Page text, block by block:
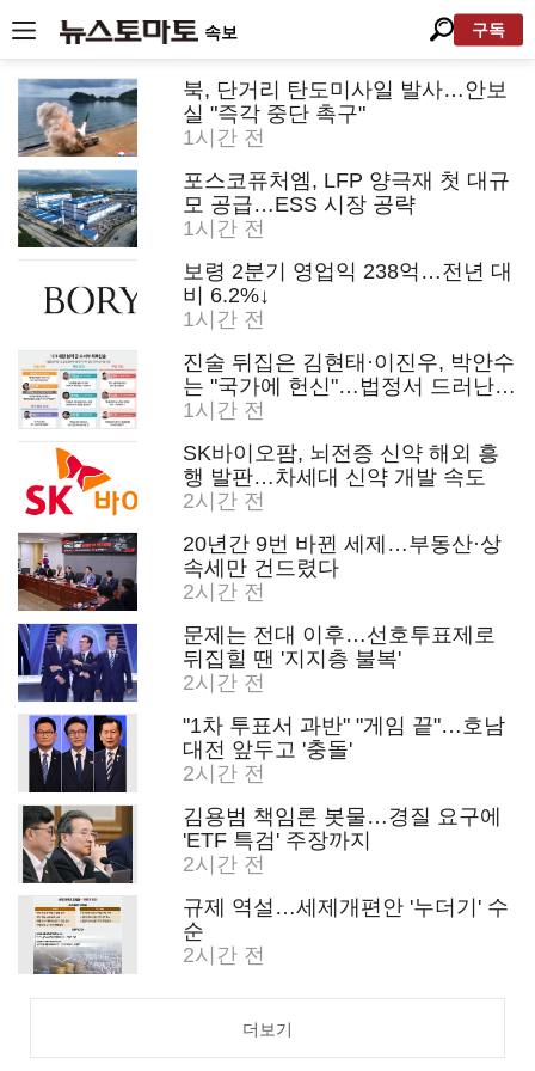
속보 구독
북, 단거리 탄도미사일 발사…안보
실 "즉각 중단 촉구"
1시간 전
포스코퓨처엠, LFP 양극재 첫 대규
모 공급…ESS 시장 공략
1시간 전
보령 2분기 영업익 238억…전년 대
비 6.2%↓
1시간 전
진술 뒤집은 김현태·이진우, 박안수
는 "국가에 헌신"…법정서 드러난
군 수뇌부의 민낯
1시간 전
SK바이오팜, 뇌전증 신약 해외 흥
행 발판…차세대 신약 개발 속도
2시간 전
20년간 9번 바뀐 세제…부동산·상
속세만 건드렸다
2시간 전
문제는 전대 이후…선호투표제로
뒤집힐 땐 '지지층 불복'
2시간 전
"1차 투표서 과반" "게임 끝"…호남
대전 앞두고 '충돌'
2시간 전
김용범 책임론 봇물…경질 요구에
'ETF 특검' 주장까지
2시간 전
규제 역설…세제개편안 '누더기' 수
순
2시간 전
더보기